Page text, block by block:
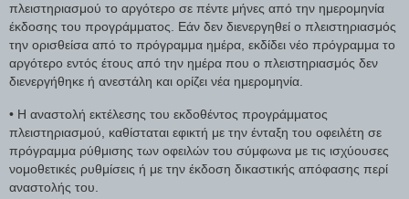
πλειστηριασμού το αργότερο σε πέντε μήνες από την ημερομηνία
έκδοσης του προγράμματος. Εάν δεν διενεργηθεί ο πλειστηριασμός
την ορισθείσα από το πρόγραμμα ημέρα, εκδίδει νέο πρόγραμμα το
αργότερο εντός έτους από την ημέρα που ο πλειστηριασμός δεν
διενεργήθηκε ή ανεστάλη και ορίζει νέα ημερομηνία.
• Η αναστολή εκτέλεσης του εκδοθέντος προγράμματος
πλειστηριασμού, καθίσταται εφικτή με την ένταξη του οφειλέτη σε
πρόγραμμα ρύθμισης των οφειλών του σύμφωνα με τις ισχύουσες
νομοθετικές ρυθμίσεις ή με την έκδοση δικαστικής απόφασης περί
αναστολής του.